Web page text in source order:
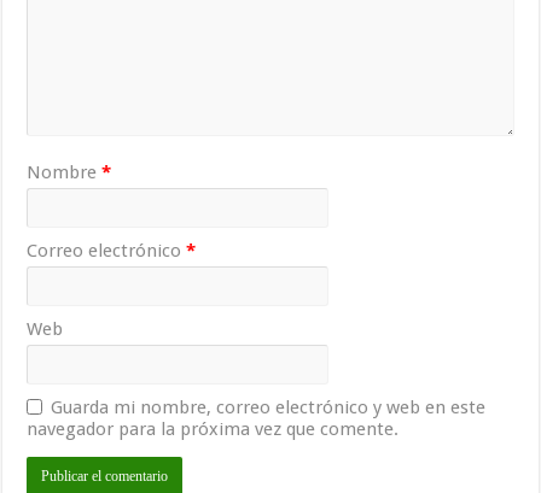
Nombre*
Correo electrónico*
Web
Guarda mi nombre, correo electrónico y web en este
navegador para la próxima vez que comente.